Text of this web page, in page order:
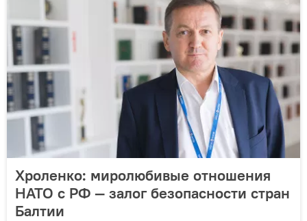
Хроленко: миролюбивые отношения
НАТО с РФ — залог безопасности стран
Балтии